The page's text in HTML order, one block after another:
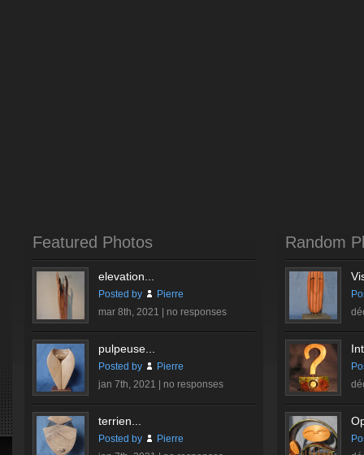
Featured Photos
elevation...
Posted by
Pierre
mar 8th, 2021 | no responses
pulpeuse...
Posted by
Pierre
jan 7th, 2021 | no responses
terrien...
Posted by
Pierre
Random